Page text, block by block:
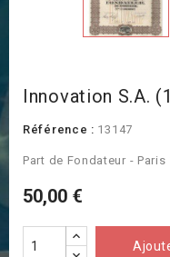
Innovation S.A.
Référence : 13147
Part de Fondateur - Paris
50,00 €